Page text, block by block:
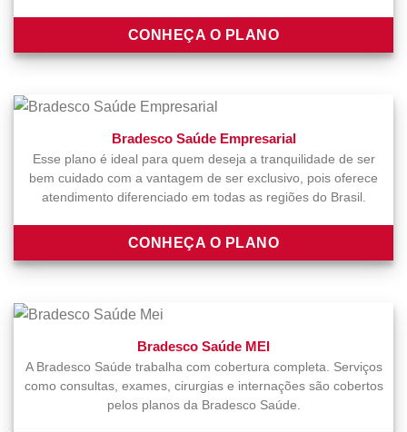
CONHEÇA O PLANO
Bradesco Saúde Empresarial
Esse plano é ideal para quem deseja a tranquilidade de ser
bem cuidado com a vantagem de ser exclusivo, pois oferece
atendimento diferenciado em todas as regiões do Brasil.
CONHEÇA O PLANO
Bradesco Saúde MEI
A Bradesco Saúde trabalha com cobertura completa. Serviços
como consultas, exames, cirurgias e internações são cobertos
pelos planos da Bradesco Saúde.